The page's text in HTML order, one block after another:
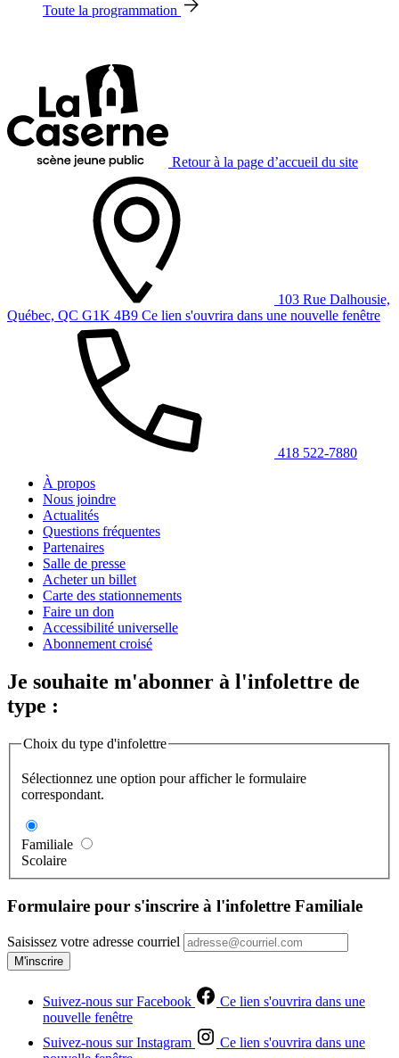
Toute la programmation
Retour à la page d’accueil du site
103 Rue Dalhousie,
Québec, QC G1K 4B9 Ce lien s'ouvrira dans une nouvelle fenêtre
418 522-7880
À propos
Nous joindre
Actualités
Questions fréquentes
Partenaires
Salle de presse
Acheter un billet
Carte des stationnements
Faire un don
Accessibilité universelle
Abonnement croisé
Je souhaite m'abonner à l'infolettre de
type :
Choix du type d'infolettre
Sélectionnez une option pour afficher le formulaire
correspondant.
Familiale
Scolaire
Formulaire pour s'inscrire à l'infolettre Familiale
Saisissez votre adresse courriel
M'inscrire
Suivez-nous sur Facebook
Ce lien s'ouvrira dans une
nouvelle fenêtre
Suivez-nous sur Instagram
Ce lien s'ouvrira dans une